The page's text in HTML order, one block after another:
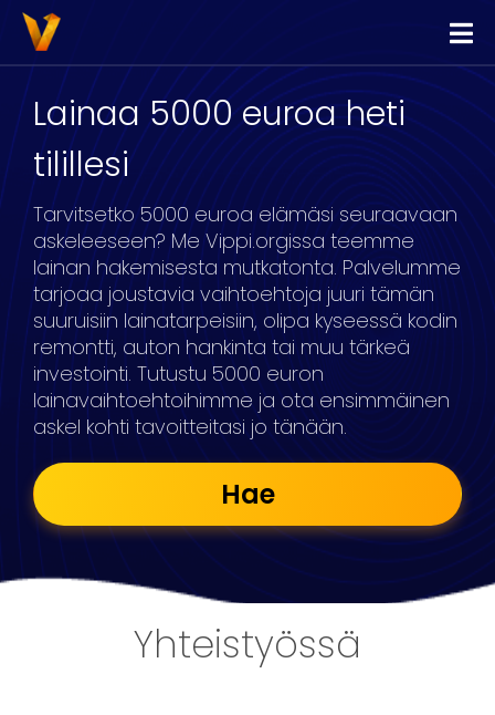
Vippi
Lainaa
Kilpailuta Lainat
Yhdistä Lainat
Yrityslimiitti
Lainaa 5000 euroa heti
tilillesi
Tarvitsetko 5000 euroa elämäsi seuraavaan
askeleeseen? Me Vippi.orgissa teemme
lainan hakemisesta mutkatonta. Palvelumme
tarjoaa joustavia vaihtoehtoja juuri tämän
suuruisiin lainatarpeisiin, olipa kyseessä kodin
remontti, auton hankinta tai muu tärkeä
investointi. Tutustu 5000 euron
lainavaihtoehtoihimme ja ota ensimmäinen
askel kohti tavoitteitasi jo tänään.
Hae
Yhteistyössä